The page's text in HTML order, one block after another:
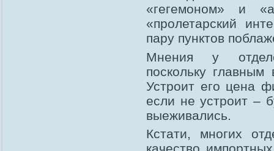
«гегемоном» и
«пролетарский
пару пунктов
Мнения у
поскольку
Устроит его цена
если не устроит –
выеживались.
Кстати, многих